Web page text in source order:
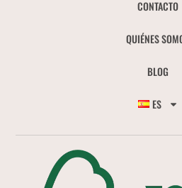
CONTACTO
QUIÉNES
BLOG
ES